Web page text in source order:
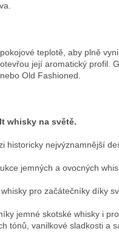
teplotě, aby plně
její aromatický profil.
Old Fashioned.
whisky na světě.
historicky nejvýznamnější
jemných a ovocných
pro začátečníky díky
jemné skotské whisky i
tónů, vanilkové sladkosti a